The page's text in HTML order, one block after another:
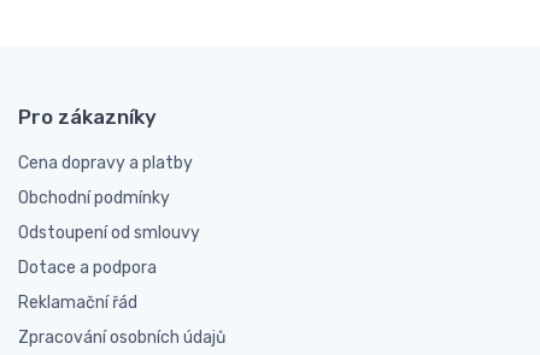
Pro zákazníky
Cena dopravy a platby
Obchodní podmínky
Odstoupení od smlouvy
Dotace a podpora
Reklamační řád
Zpracování osobních údajů